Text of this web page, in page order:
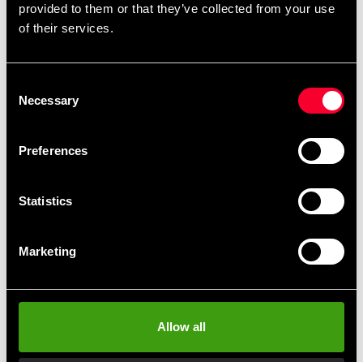
provided to them or that they’ve collected from your use
of their services.
Selection
Necessary
Preferences
Statistics
Marketing
Allow all
Product information
Pro Range V10 är en kvalitetshandske gjord för eliten.
Tillverkade av skinn i högsta kvalitet, handgjorda av
skickliga hantverkare i Thailand och med stoppning av
tumme. Innerfoder i material som torkar snabbt. Bred
kardborreknäppning. Ger bra stöd och nästan samma
känsla som snörningshandskar.
Fast delivery
Fast delivery to agents near you